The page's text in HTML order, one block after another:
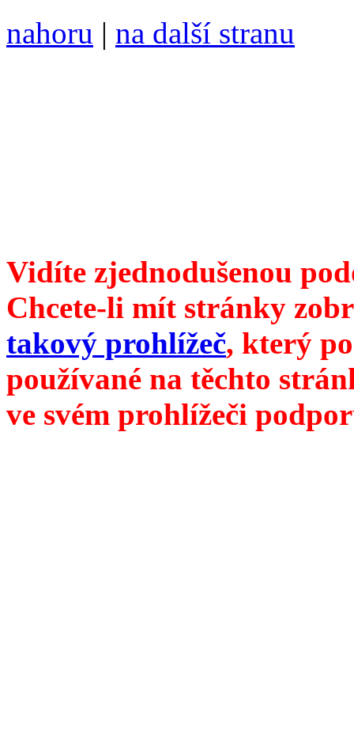
nahoru | na další stranu
Vidíte zjednodušenou
Chcete-li mít stránky
takový prohlížeč, který
používané na těchto
ve svém prohlížeči